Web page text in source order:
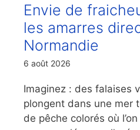
Envie de
les amarres
Normandie
6 août 2026
Imaginez : des falaises
plongent dans une mer
de pêche colorés où